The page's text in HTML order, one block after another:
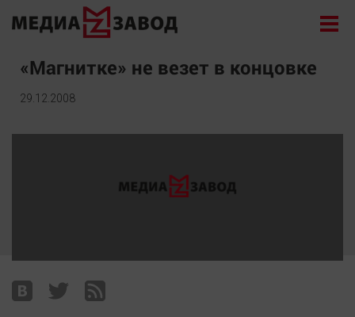
Новости
Курилка
Поиск
«Магнитке» не везет в концовке
29.12.2008